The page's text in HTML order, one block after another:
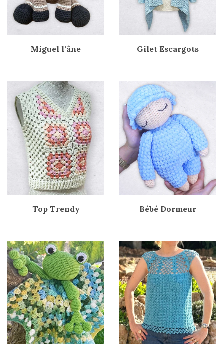
Miguel l'âne Gilet Escargots
Top Trendy Bébé Dormeur